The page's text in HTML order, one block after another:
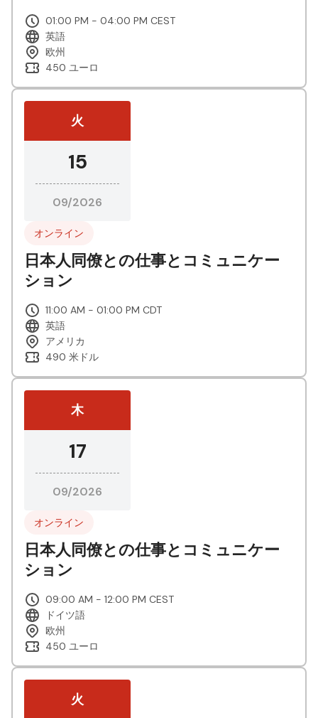
01:00 PM - 04:00 PM CEST
英語
欧州
450 ユーロ
火
15
09/2026
オンライン
日本人同僚との仕事とコミュニケー
ション
11:00 AM - 01:00 PM CDT
英語
アメリカ
490 米ドル
木
17
09/2026
オンライン
日本人同僚との仕事とコミュニケー
ション
09:00 AM - 12:00 PM CEST
ドイツ語
欧州
450 ユーロ
火